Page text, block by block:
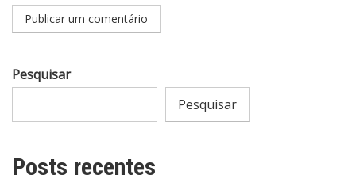
Pesquisar
Pesquisar
Posts recentes